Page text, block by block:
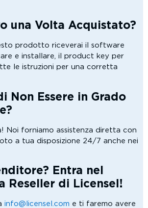
una Volta Acquistato?
prodotto riceverai il software
e installare, il product key per
le istruzioni per una corretta
Non Essere in Grado
Noi forniamo assistenza diretta con
a tua disposizione 24/7 anche nei
Entra nel
Reseller di Licensel!
info@licensel.com e ti faremo avere